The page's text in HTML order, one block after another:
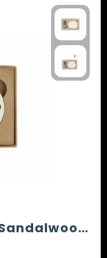
InSideOut Aroma Hanger Sandalwood oil 10 ml